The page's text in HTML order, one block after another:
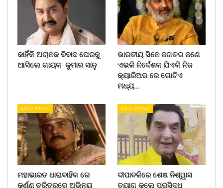
କାହିଁକି ଅଚାନକ ବିବାଦ ଘେରକୁ
ଆସିଲେ ଗାୟକ କୁମାର ସାନୁ
ଭାରତୀୟ ସିନେ ଜଗତର ଜଣେ
ଏଭଳି ନିର୍ଦେଶକ ଯିଏକି ନିଜ
କ୍ୟାରିଅର ରେ ଗୋଟିଏ
ମଧ୍ୟ…
ଦେଶ- ବିଦେଶ
ମହାଭାରତ ଧାରାବାହିକ ରେ
କର୍ଣ୍ଣ ଚରିତ୍ରରେ ଅଭିନୟ
ଦେଶ- ବିଦେଶ
ଦୀପାବଳିରେ ଶେଷ ନିଶ୍ୱାସ
ତ୍ୟାଗ କଲେ ପ୍ରସିଦ୍ଧ